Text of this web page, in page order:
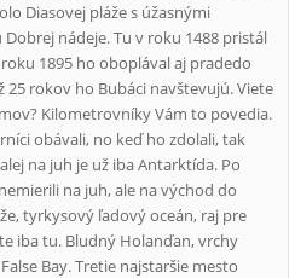
Diasovej pláže s úžasnými
nádeje. Tu v roku 1488 pristál
1895 ho oboplával aj pradedo
25 rokov ho Bubáci navštevujú. Viete
Kilometrovníky Vám to povedia.
obávali, no keď ho zdolali, tak
na juh je už iba Antarktída. Po
na juh, ale na východ do
tyrkysový ľadový oceán, raj pre
iba tu. Bludný Holanďan, vrchy
Bay. Tretie najstaršie mesto